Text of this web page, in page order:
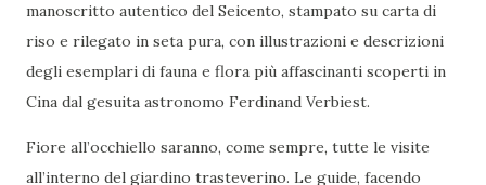
manoscritto autentico del Seicento, stampato su carta di
riso e rilegato in seta pura, con illustrazioni e descrizioni
degli esemplari di fauna e flora più affascinanti scoperti in
Cina dal gesuita astronomo Ferdinand Verbiest.
Fiore all’occhiello saranno, come sempre, tutte le visite
all’interno del giardino trasteverino. Le guide, facendo